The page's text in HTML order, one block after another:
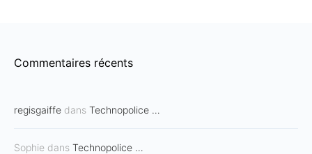
Commentaires récents
regisgaiffe dans Technopolice …
Sophie dans Technopolice …